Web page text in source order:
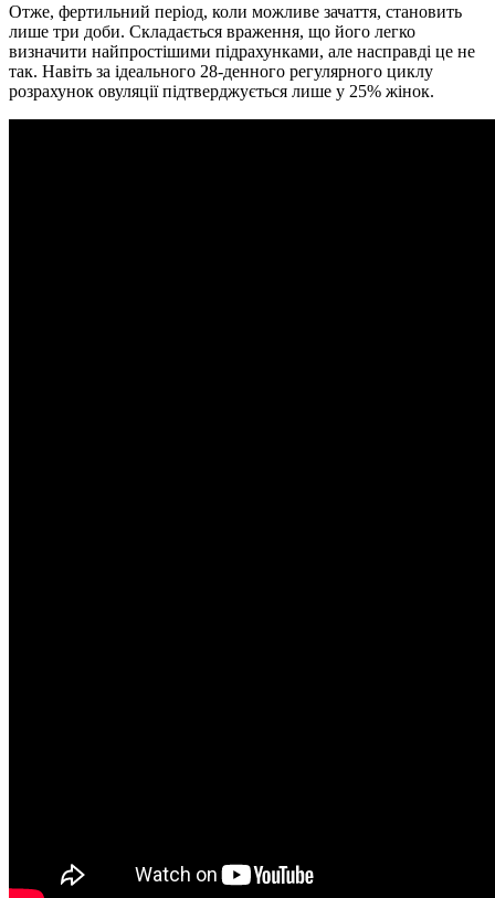
Отже, фертильний період, коли можливе зачаття, становить
лише три доби. Складається враження, що його легко
визначити найпростішими підрахунками, але насправді це не
так. Навіть за ідеального 28-денного регулярного циклу
розрахунок овуляції підтверджується лише у 25% жінок.